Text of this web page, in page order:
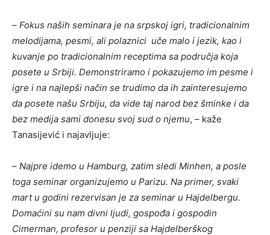
– Fokus naših seminara je na srpskoj igri, tradicionalnim
melodijama, pesmi, ali polaznici uče malo i jezik, kao i
kuvanje po tradicionalnim receptima sa područja koja
posete u Srbiji. Demonstriramo i pokazujemo im pesme i
igre i na najlepši način se trudimo da ih zainteresujemo
da posete našu Srbiju, da vide taj narod bez šminke i da
bez medija sami donesu svoj sud o njemu, – kaže
Tanasijević i najavljuje:
– Najpre idemo u Hamburg, zatim sledi Minhen, a posle
toga seminar organizujemo u Parizu. Na primer, svaki
mart u godini rezervisan je za seminar u Hajdelbergu.
Domaćini su nam divni ljudi, gospođa i gospodin
Cimerman, profesor u penziji sa Hajdelberškog